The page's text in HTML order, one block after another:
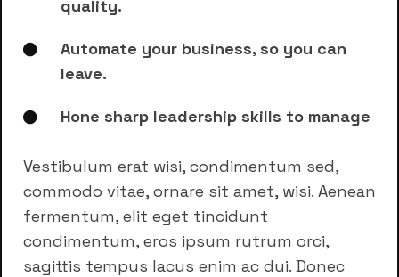
quality.
Automate your business, so you can
leave.
Hone sharp leadership skills to manage
Vestibulum erat wisi, condimentum sed,
commodo vitae, ornare sit amet, wisi. Aenean
fermentum, elit eget tincidunt
condimentum, eros ipsum rutrum orci,
sagittis tempus lacus enim ac dui. Donec